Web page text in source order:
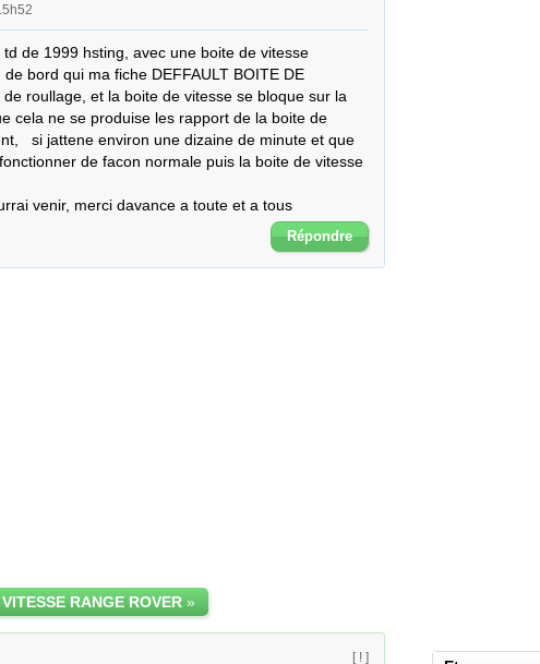
de 1999 hsting, avec une boite de vitesse
bord qui ma fiche DEFFAULT BOITE DE
roullage, et la boite de vitesse se bloque sur la
cela ne se produise les rapport de la boite de
si jattene environ une dizaine de minute et que
de facon normale puis la boite de vitesse
venir, merci davance a toute et a tous
Répondre
RANGE ROVER»
[ ! ]